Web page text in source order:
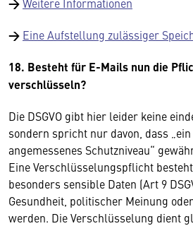
→ Eine Aufstellung zulässiger
18. Besteht für E-Mails nun die
verschlüsseln?
Die DSGVO gibt hier leider keine
sondern spricht nur davon, dass
angemessenes Schutzniveau“
Eine Verschlüsselungspflicht
besonders sensible Daten (Art 9
Gesundheit, politischer Meinung
werden. Die Verschlüsselung dient